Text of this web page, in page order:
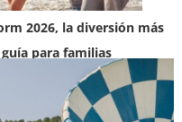
2026, la diversión más
para familias